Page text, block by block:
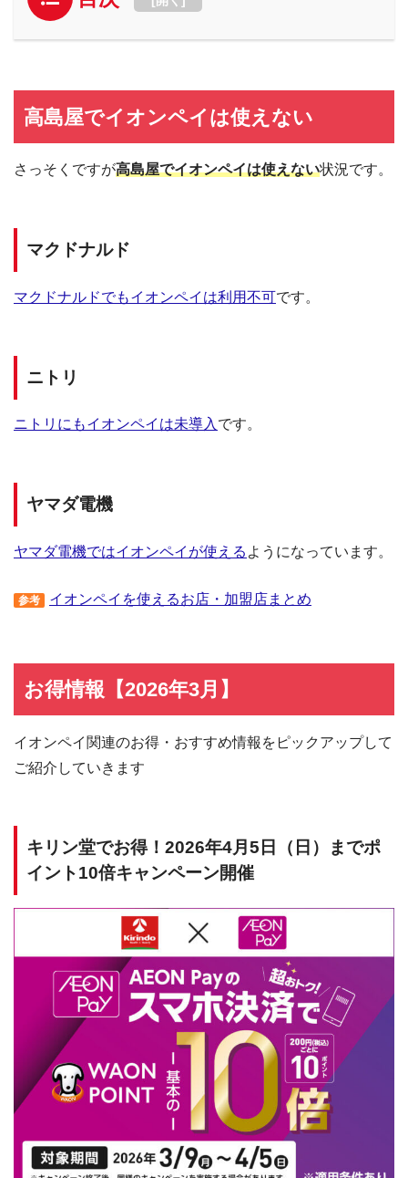
高島屋でイオンペイは使えない
さっそくですが高島屋でイオンペイは使えない状況です。
マクドナルド
マクドナルドでもイオンペイは利用不可です。
ニトリ
ニトリにもイオンペイは未導入 です。
ヤマダ電機
ヤマダ電機ではイオンペイが使える ようになっています。
参考 イオンペイを使えるお店・加盟店まとめ
お得情報【2026年3月】
イオンペイ関連のお得・おすすめ情報をピックアップして
ご紹介していきます
キリン堂でお得！2026年4月5日（日）までポ
イント10倍キャンペーン開催